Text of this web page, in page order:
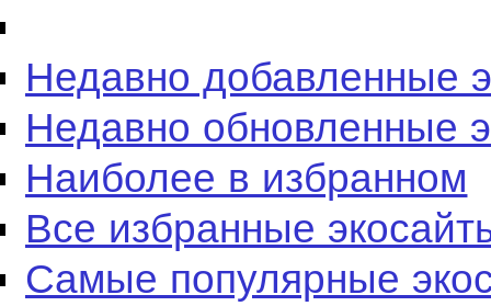
Недавно добавленные
Недавно обновленные
Наиболее в избранном
Все избранные
Самые популярные